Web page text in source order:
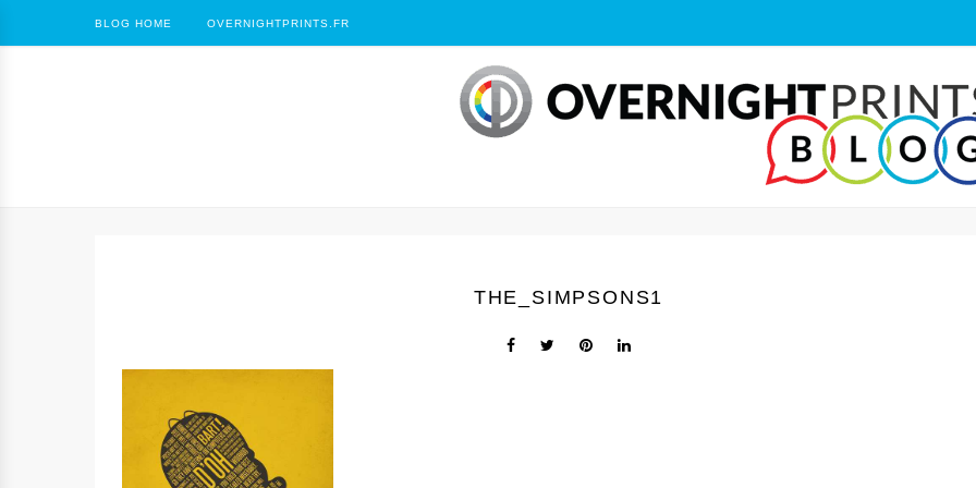
BLOG HOME OVERNIGHTPRINTS.FR
THE_SIMPSONS1